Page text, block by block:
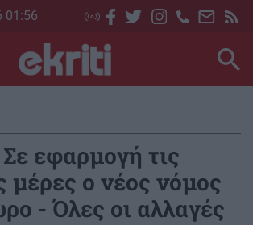
01:56
εφαρμογή τις
μέρες ο νέος νόμος
- Όλες οι αλλαγές